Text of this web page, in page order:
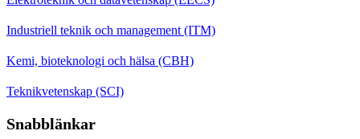
Industriell teknik och management (ITM)
Kemi, bioteknologi och hälsa (CBH)
Teknikvetenskap (SCI)
Snabblänkar